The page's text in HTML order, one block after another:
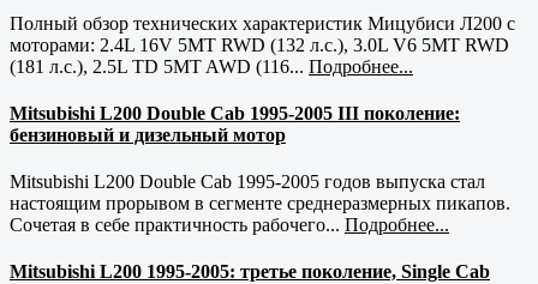
Полный обзор технических характеристик Мицубиси Л200 с
моторами: 2.4L 16V 5MT RWD (132 л.с.), 3.0L V6 5MT RWD
(181 л.с.), 2.5L TD 5MT AWD (116... Подробнее...
Mitsubishi L200 Double Cab 1995-2005 III поколение:
бензиновый и дизельный мотор
Mitsubishi L200 Double Cab 1995-2005 годов выпуска стал
настоящим прорывом в сегменте среднеразмерных пикапов.
Сочетая в себе практичность рабочего... Подробнее...
Mitsubishi L200 1995-2005: третье поколение, Single Cab